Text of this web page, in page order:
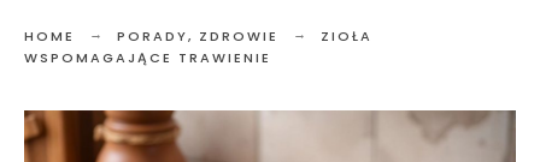
HOME PORADY, ZDROWIE
ZIOŁA
WSPOMAGAJĄCE TRAWIENIE